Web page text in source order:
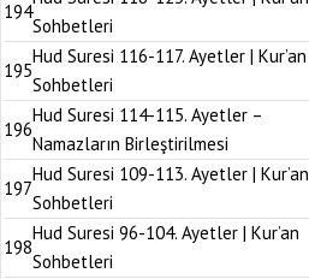
194
Sohbetleri
195
Hud Suresi 116-117. Ayetler | Kur’an
Sohbetleri
196
Hud Suresi 114-115. Ayetler –
Namazların Birleştirilmesi
197
Hud Suresi 109-113. Ayetler | Kur’an
Sohbetleri
198
Hud Suresi 96-104. Ayetler | Kur’an
Sohbetleri